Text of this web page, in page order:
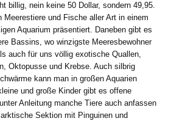
billig, nein keine 50 Dollar, sondern 49,95.
Meerestiere und Fische aller Art in einem
Aquarium präsentiert. Daneben gibt es
Bassins, wo winzigste Meeresbewohner
auch für uns völlig exotische Quallen,
Oktopusse und Krebse. Auch silbrig
kann man in großen Aquarien
und große Kinder gibt es offene
Anleitung manche Tiere auch anfassen
Sektion mit Pinguinen und